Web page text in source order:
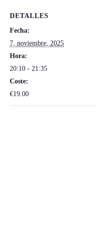
DETALLES
Fecha:
7, noviembre, 2025
Hora:
20:10 - 21:35
Coste:
€19.00